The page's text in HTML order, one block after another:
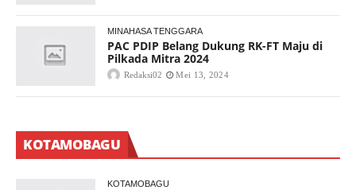
MINAHASA TENGGARA
PAC PDIP Belang Dukung RK-FT Maju di
Pilkada Mitra 2024
Redaksi02 Mei 13, 2024
KOTAMOBAGU
KOTAMOBAGU